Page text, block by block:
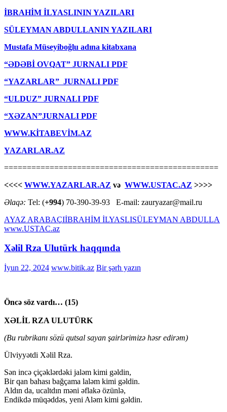
İBRAHİM İLYASLININ YAZILARI
SÜLEYMAN ABDULLANIN YAZILARI
Mustafa Müseyiboğlu adına kitabxana
“ƏDƏBİ OVQAT” JURNALI PDF
“YAZARLAR” JURNALI PDF
“ULDUZ” JURNALI PDF
“XƏZAN”JURNALI PDF
WWW.KİTABEVİM.AZ
YAZARLAR.AZ
===============================================
<<<< WWW.YAZARLAR.AZ və WWW.USTAC.AZ >>>>
Əlaqə: Tel: (+994) 70-390-39-93 E-mail: zauryazar@mail.ru
AYAZ ARABAÇIİBRAHİM İLYASLISÜLEYMAN ABDULLA
www.USTAC.az
Xəlil Rza Ulutürk haqqında
İyun 22, 2024 www.bitik.az Bir şərh yazın
Öncə söz vardı… (15)
XƏLİL RZA ULUTÜRK
(Bu rubrikanı sözü qutsal sayan şairlərimizə həsr edirəm)
Ülviyyətdi Xəlil Rza.
Sən incə çiçəklərdəki jaləm kimi gəldin,
Bir qan bahası bağçama laləm kimi gəldin.
Aldın da, ucaltdın məni əflakə özünlə,
Endikdə müqəddəs, yeni Aləm kimi gəldin.